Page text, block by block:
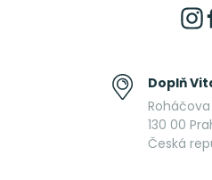
Doplň
Roháčova
130 00
Česká